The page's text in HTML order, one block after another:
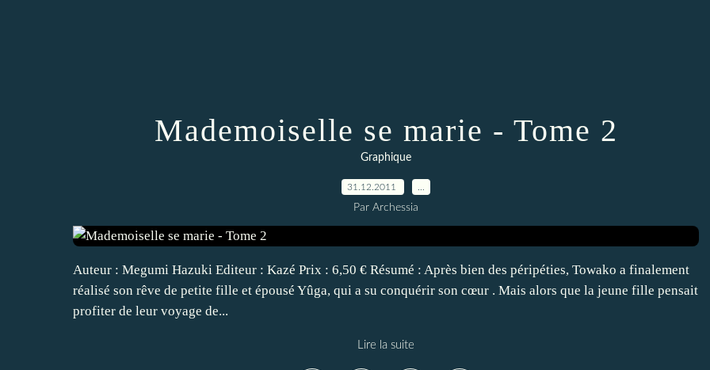
Mademoiselle se marie - Tome 2
Graphique
31.12.2011
Par Archessia
Auteur : Megumi Hazuki Editeur : Kazé Prix : 6,50 € Résumé : Après bien des péripéties, Towako a finalement
réalisé son rêve de petite fille et épousé Yûga, qui a su conquérir son cœur . Mais alors que la jeune fille pensait
profiter de leur voyage de...
Lire la suite